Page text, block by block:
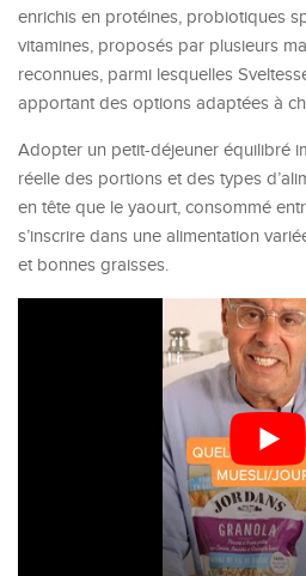
enrichis en protéines, probiotiques
vitamines, proposés par plusieurs
reconnues, parmi lesquelles
apportant des options adaptées à
Adopter un petit-déjeuner équilibré
réelle des portions et des types
en tête que le yaourt, consommé
s’inscrire dans une alimentation
et bonnes graisses.